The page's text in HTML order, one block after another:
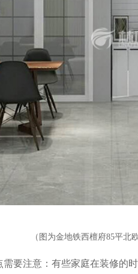
（图为金地铁西檀府85平北
要注意：有些家庭在装修的